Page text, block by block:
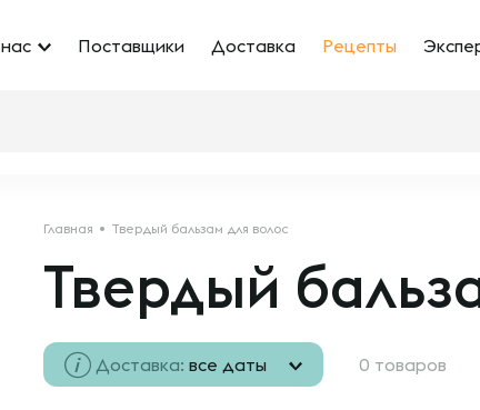
Поставщики Доставка Рецепты
Главная Твердый бальзам для волос
Твердый
Доставка: все даты 0 товаров